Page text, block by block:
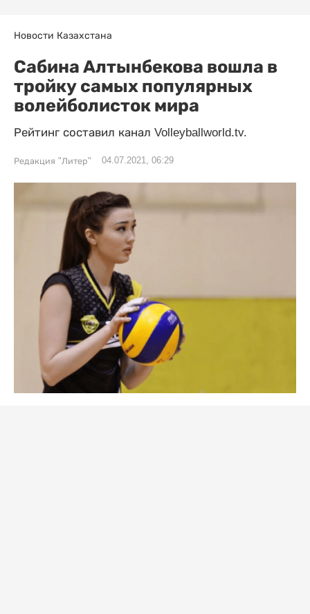
Новости Казахстана
Сабина Алтынбекова вошла в
тройку самых популярных
волейболисток мира
Рейтинг составил канал Volleyballworld.tv.
Редакция "Литер" 04.07.2021, 06:29